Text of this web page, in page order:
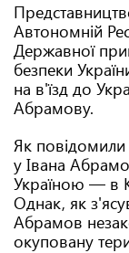
Автономній
Державної
безпеки
на в'їзд до
Абрамову.
Як повідомили
у Івана
Україною — в
Однак, як
Абрамов
окуповану